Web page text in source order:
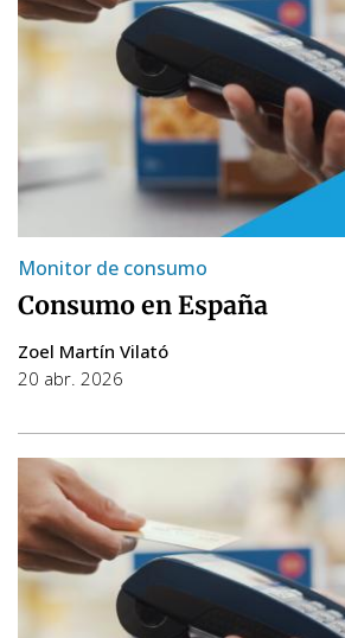
Monitor de consumo
Consumo en España
Zoel Martín Vilató
20 abr. 2026